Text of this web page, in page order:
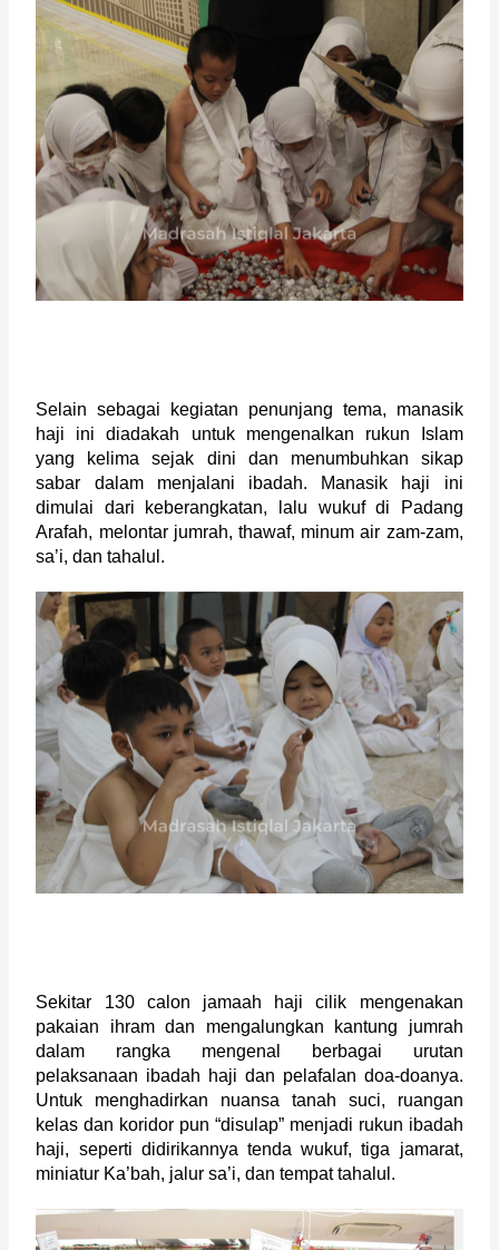
Selain sebagai kegiatan penunjang tema, manasik
haji ini diadakah untuk mengenalkan rukun Islam
yang kelima sejak dini dan menumbuhkan sikap
sabar dalam menjalani ibadah. Manasik haji ini
dimulai dari keberangkatan, lalu wukuf di Padang
Arafah, melontar jumrah, thawaf, minum air zam-zam,
sa’i, dan tahalul.
Sekitar 130 calon jamaah haji cilik mengenakan
pakaian ihram dan mengalungkan kantung jumrah
dalam rangka mengenal berbagai urutan
pelaksanaan ibadah haji dan pelafalan doa-doanya.
Untuk menghadirkan nuansa tanah suci, ruangan
kelas dan koridor pun “disulap” menjadi rukun ibadah
haji, seperti didirikannya tenda wukuf, tiga jamarat,
miniatur Ka’bah, jalur sa’i, dan tempat tahalul.